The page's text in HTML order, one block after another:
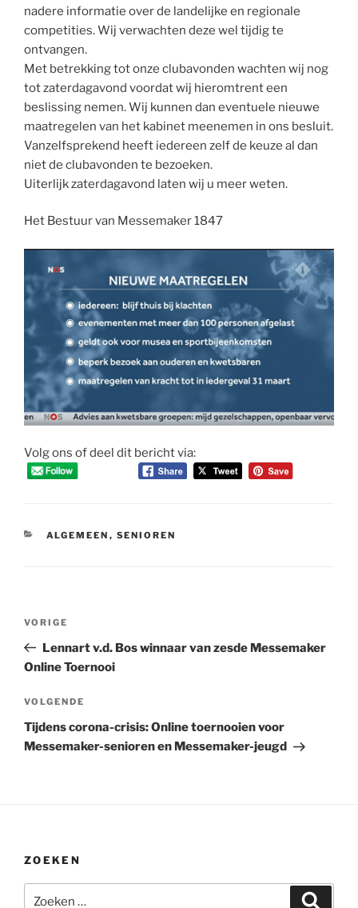
nadere informatie over de landelijke en regionale
competities. Wij verwachten deze wel tijdig te
ontvangen.
Met betrekking tot onze clubavonden wachten wij nog
tot zaterdagavond voordat wij hieromtrent een
beslissing nemen. Wij kunnen dan eventuele nieuwe
maatregelen van het kabinet meenemen in ons besluit.
Vanzelfsprekend heeft iedereen zelf de keuze al dan
niet de clubavonden te bezoeken.
Uiterlijk zaterdagavond laten wij u meer weten.
Het Bestuur van Messemaker 1847
Volg ons of deel dit bericht via:
CATEGORIEËN
ALGEMEEN , SENIOREN
Vorig
bericht
VORIGE
Lennart v.d. Bos winnaar van zesde Messemaker
Online Toernooi
Volgend
bericht
VOLGENDE
Tijdens corona-crisis: Online toernooien voor
Messemaker-senioren en Messemaker-jeugd
ZOEKEN